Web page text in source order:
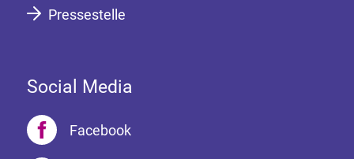
Pressestelle
Social Media
Facebook